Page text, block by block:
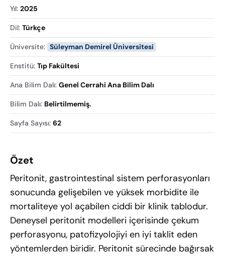
Yıl: 2025
Dil: Türkçe
Üniversite: Süleyman Demirel Üniversitesi
Enstitü: Tıp Fakültesi
Ana Bilim Dalı: Genel Cerrahi Ana Bilim Dalı
Bilim Dalı: Belirtilmemiş.
Sayfa Sayısı: 62
Özet
Peritonit, gastrointestinal sistem perforasyonları
sonucunda gelişebilen ve yüksek morbidite ile
mortaliteye yol açabilen ciddi bir klinik tablodur.
Deneysel peritonit modelleri içerisinde çekum
perforasyonu, patofizyolojiyi en iyi taklit eden
yöntemlerden biridir. Peritonit sürecinde bağırsak